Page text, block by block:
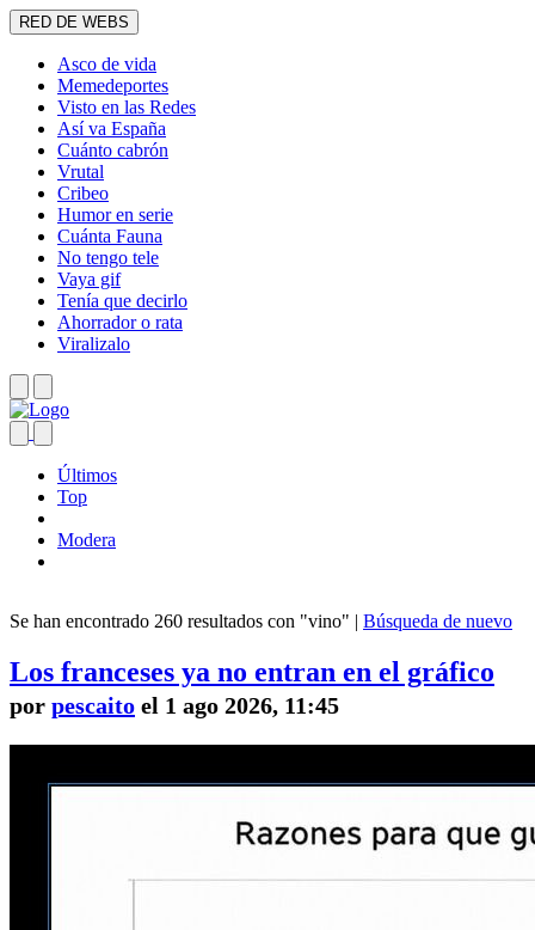
RED DE WEBS
Asco de vida
Memedeportes
Visto en las Redes
Así va España
Cuánto cabrón
Vrutal
Cribeo
Humor en serie
Cuánta Fauna
No tengo tele
Vaya gif
Tenía que decirlo
Ahorrador o rata
Viralizalo
Últimos
Top
Modera
Se han encontrado 260 resultados con "vino" | Búsqueda de nuevo
Los franceses ya no entran en el gráfico
por pescaito el 1 ago 2026, 11:45